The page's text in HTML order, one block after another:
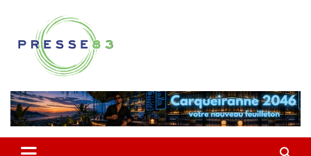
contenu
Presse 83